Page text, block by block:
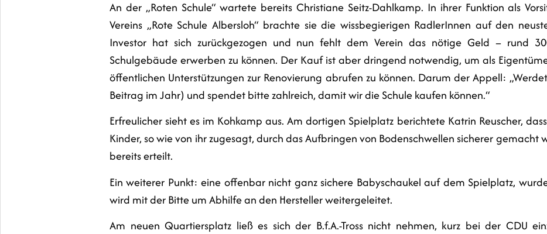
An der „Roten Schule“ wartete bereits Christiane Seitz-Dahlkamp. In ihrer Funktion als
Vereins „Rote Schule Albersloh“ brachte sie die wissbegierigen RadlerInnen auf den
Investor hat sich zurückgezogen und nun fehlt dem Verein das nötige Geld – rund
Schulgebäude erwerben zu können. Der Kauf ist aber dringend notwendig, um als
öffentlichen Unterstützungen zur Renovierung abrufen zu können. Darum der Appell:
Beitrag im Jahr) und spendet bitte zahlreich, damit wir die Schule kaufen können.“
Erfreulicher sieht es im Kohkamp aus. Am dortigen Spielplatz berichtete Katrin Reuscher,
Kinder, so wie von ihr zugesagt, durch das Aufbringen von Bodenschwellen sicherer gemacht
bereits erteilt.
Ein weiterer Punkt: eine offenbar nicht ganz sichere Babyschaukel auf dem Spielplatz,
wird mit der Bitte um Abhilfe an den Hersteller weitergeleitet.
Am neuen Quartiersplatz ließ es sich der B.f.A.-Tross nicht nehmen, kurz bei der CDU